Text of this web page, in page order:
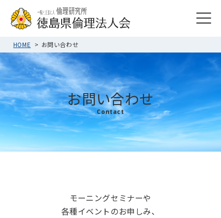
HOME お問い合わせ
お問い合わせ
Contact
モーニングセミナーや
各種イベントのお申しみ、